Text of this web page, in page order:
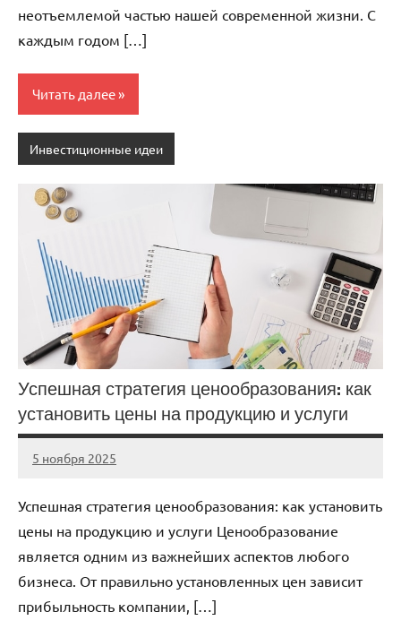
неотъемлемой частью нашей современной жизни. С
каждым годом […]
Читать далее
Инвестиционные идеи
Успешная стратегия ценообразования: как
установить цены на продукцию и услуги
5 ноября 2025
cement_zavod
Нет
Успешная стратегия ценообразования: как установить
цены на продукцию и услуги Ценообразование
является одним из важнейших аспектов любого
бизнеса. От правильно установленных цен зависит
прибыльность компании, […]